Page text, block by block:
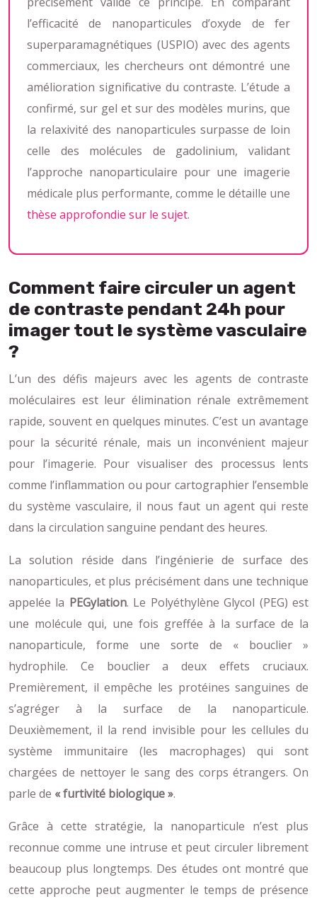
l’efficacité de nanoparticules d’oxyde de fer
superparamagnétiques (USPIO) avec des agents
commerciaux, les chercheurs ont démontré une
amélioration significative du contraste. L’étude a
confirmé, sur gel et sur des modèles murins, que
la relaxivité des nanoparticules surpasse de loin
celle des molécules de gadolinium, validant
l’approche nanoparticulaire pour une imagerie
médicale plus performante, comme le détaille une
thèse approfondie sur le sujet.
Comment faire circuler un agent
de contraste pendant 24h pour
imager tout le système vasculaire
?
L’un des défis majeurs avec les agents de contraste
moléculaires est leur élimination rénale extrêmement
rapide, souvent en quelques minutes. C’est un avantage
pour la sécurité rénale, mais un inconvénient majeur
pour l’imagerie. Pour visualiser des processus lents
comme l’inflammation ou pour cartographier l’ensemble
du système vasculaire, il nous faut un agent qui reste
dans la circulation sanguine pendant des heures.
La solution réside dans l’ingénierie de surface des
nanoparticules, et plus précisément dans une technique
appelée la PEGylation. Le Polyéthylène Glycol (PEG) est
une molécule qui, une fois greffée à la surface de la
nanoparticule, forme une sorte de « bouclier »
hydrophile. Ce bouclier a deux effets cruciaux.
Premièrement, il empêche les protéines sanguines de
s’agréger à la surface de la nanoparticule.
Deuxièmement, il la rend invisible pour les cellules du
système immunitaire (les macrophages) qui sont
chargées de nettoyer le sang des corps étrangers. On
parle de « furtivité biologique ».
Grâce à cette stratégie, la nanoparticule n’est plus
reconnue comme une intruse et peut circuler librement
beaucoup plus longtemps. Des études ont montré que
cette approche peut augmenter le temps de présence